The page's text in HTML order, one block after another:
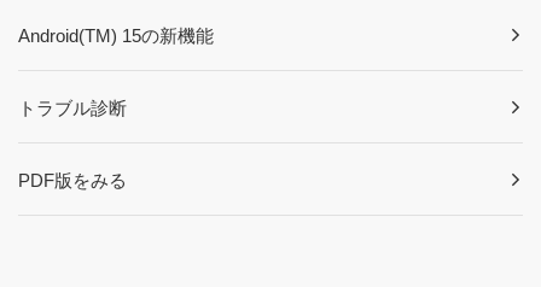
Android(TM) 15の新機能
トラブル診断
PDF版をみる